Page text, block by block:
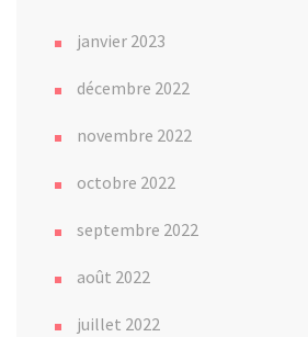
janvier 2023
décembre 2022
novembre 2022
octobre 2022
septembre 2022
août 2022
juillet 2022